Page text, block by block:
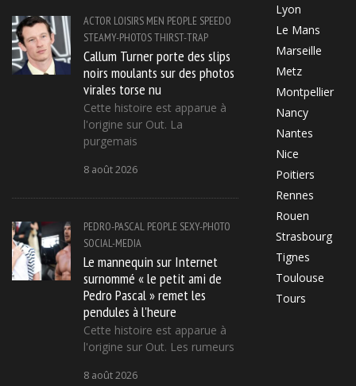
ACTOR LOISIRS MEN PEOPLE SPEEDO
STEAMY-PHOTOSTHIRST-TRAP
Callum Turner porte des slips
noirs moulants sur des photos
virales torse nu
Cette histoire est apparue à
l'origine sur Out. La
purgemais
8 août 2026
PEDRO-PASCAL PEOPLE SEXY-PHOTO
SOCIAL-MEDIA
Le mannequin sur Internet
surnommé « le petit ami de
Pedro Pascal » remet les
pendules à l'heure
Cette histoire est apparue à
l'origine sur Out. Les rumeurs
8 août 2026
Lyon
Le Mans
Marseille
Metz
Montpellier
Nancy
Nantes
Nice
Poitiers
Rennes
Rouen
Strasbourg
Tignes
Toulouse
Tours